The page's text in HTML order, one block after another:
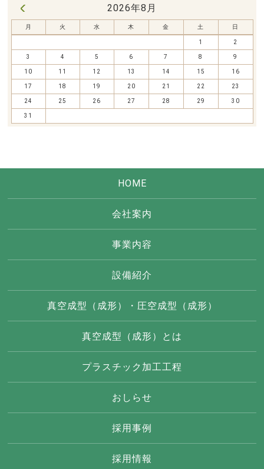
2026年8月
月 火 水 木 金 土 日
1 2
3 4 5 6 7 8 9
10 11 12 13 14 15 16
17 18 19 20 21 22 23
24 25 26 27 28 29 30
31
HOME
会社案内
事業内容
設備紹介
真空成型（成形）・圧空成型（成形）
真空成型（成形）とは
プラスチック加工工程
おしらせ
採用事例
採用情報